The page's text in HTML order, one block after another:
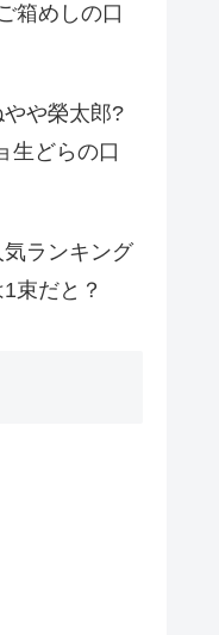
箱めしの口
や榮太郎?
生どらの口
ランキング
束だと？